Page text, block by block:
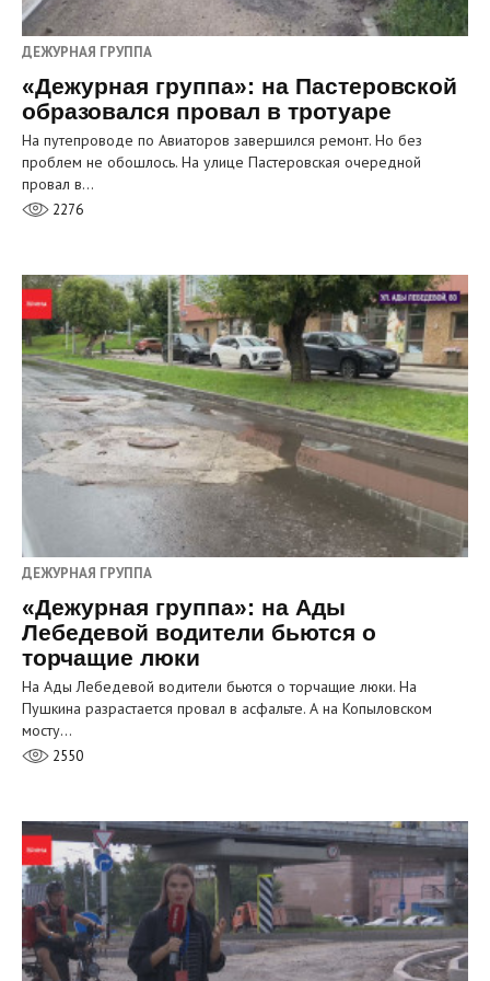
ДЕЖУРНАЯ ГРУППА
«Дежурная группа»: на Пастеровской
образовался провал в тротуаре
На путепроводе по Авиаторов завершился ремонт. Но без
проблем не обошлось. На улице Пастеровская очередной
провал в…
2276
ДЕЖУРНАЯ ГРУППА
«Дежурная группа»: на Ады
Лебедевой водители бьются о
торчащие люки
На Ады Лебедевой водители бьются о торчащие люки. На
Пушкина разрастается провал в асфальте. А на Копыловском
мосту…
2550